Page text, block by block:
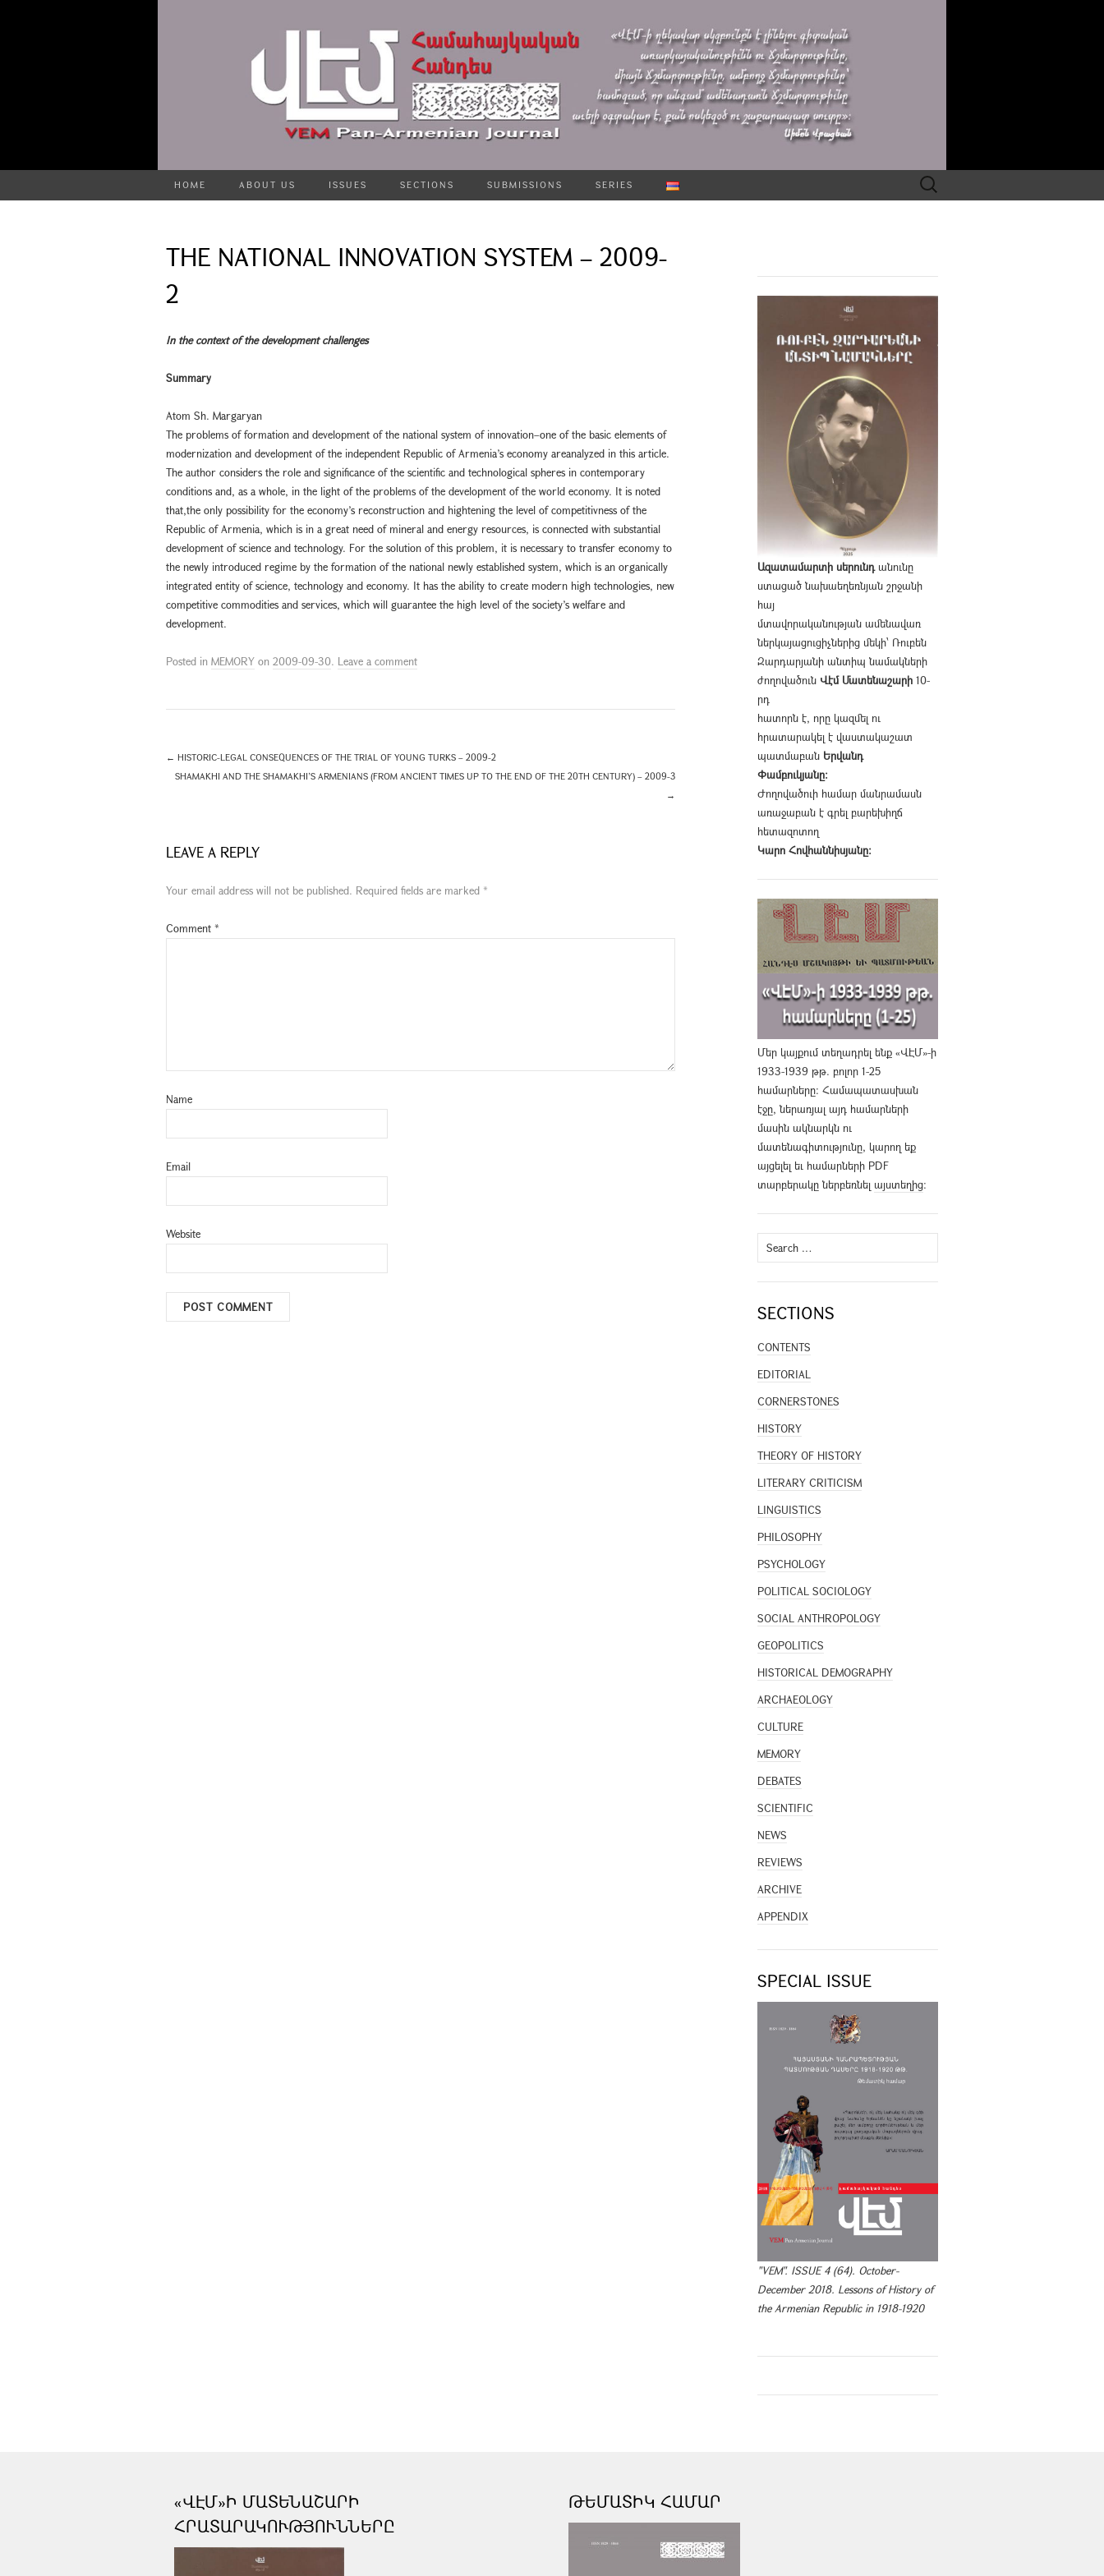
HOME ABOUT US ISSUES SECTIONS SUBMISSIONS SERIES
Search
for:
THE NATIONAL INNOVATION SYSTEM – 2009-
2
In the context of the development challenges
Summary
Atom Sh. Margaryan
The problems of formation and development of the national system of innovation–one of the basic elements of
modernization and development of the independent Republic of Armenia’s economy areanalyzed in this article.
The author considers the role and significance of the scientific and technological spheres in contemporary
conditions and, as a whole, in the light of the problems of the development of the world economy. It is noted
that,the only possibility for the economy’s reconstruction and hightening the level of competitivness of the
Republic of Armenia, which is in a great need of mineral and energy resources, is connected with substantial
development of science and technology. For the solution of this problem, it is necessary to transfer economy to
the newly introduced regime by the formation of the national newly established system, which is an organically
integrated entity of science, technology and economy. It has the ability to create modern high technologies, new
competitive commodities and services, which will guarantee the high level of the society’s welfare and
development.
Posted in MEMORY on 2009-09-30. Leave a comment
← HISTORIC-LEGAL CONSEQUENCES OF THE TRIAL OF YOUNG TURKS – 2009-2
SHAMAKHI AND THE SHAMAKHI’S ARMENIANS (FROM ANCIENT TIMES UP TO THE END OF THE 20TH CENTURY) – 2009-3
→
LEAVE A REPLY
Your email address will not be published. Required fields are marked *
Comment *
Name
Email
Website
Ազատամարտի սերունդանունը
ստացած նախաեղեռնյան շրջանի
հայ
մտավորականության ամենավառ
ներկայացուցիչներից մեկի՝ Ռուբեն
Զարդարյանի անտիպ նամակների
ժողովածուն Վէմ Մատենաշարի 10-
րդ
հատորն է, որը կազմել ու
հրատարակել է վաստակաշատ
պատմաբան Երվանդ
Փամբուկյանը։
Ժողովածուի համար մանրամասն
առաջաբան է գրել բարեխիղճ
հետազոտող
Կարո Հովհաննիսյանը։
Մեր կայքում տեղադրել ենք «ՎԷՄ»-ի
1933-1939 թթ. բոլոր 1-25
համարները։ Համապատասխան
էջը, ներառյալ այդ համարների
մասին ակնարկն ու
մատենագիտությունը, կարող եք
այցելել եւ համարների PDF
տարբերակը ներբեռնել այստեղից։
Search
for:
SECTIONS
CONTENTS
EDITORIAL
CORNERSTONES
HISTORY
THEORY OF HISTORY
LITERARY CRITICISM
LINGUISTICS
PHILOSOPHY
PSYCHOLOGY
POLITICAL SOCIOLOGY
SOCIAL ANTHROPOLOGY
GEOPOLITICS
HISTORICAL DEMOGRAPHY
ARCHAEOLOGY
CULTURE
MEMORY
DEBATES
SCIENTIFIC
NEWS
REVIEWS
ARCHIVE
APPENDIX
SPECIAL ISSUE
"VEM". ISSUE 4 (64). October-
December 2018. Lessons of History of
the Armenian Republic in 1918-1920
«ՎԷՄ»Ի ՄԱՏԵՆԱՇԱՐԻ
ՀՐԱՏԱՐԱԿՈՒԹՅՈՒՆՆԵՐԸ
ԹԵՄԱՏԻԿ ՀԱՄԱՐ